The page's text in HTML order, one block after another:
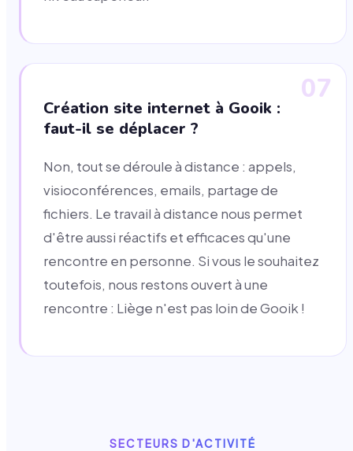
07
Création site internet à Gooik :
faut-il se déplacer ?
Non, tout se déroule à distance : appels,
visioconférences, emails, partage de
fichiers. Le travail à distance nous permet
d'être aussi réactifs et efficaces qu'une
rencontre en personne. Si vous le souhaitez
toutefois, nous restons ouvert à une
rencontre : Liège n'est pas loin de Gooik !
SECTEURS D'ACTIVITÉ